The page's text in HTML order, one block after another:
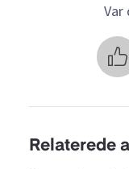
Var
Relaterede